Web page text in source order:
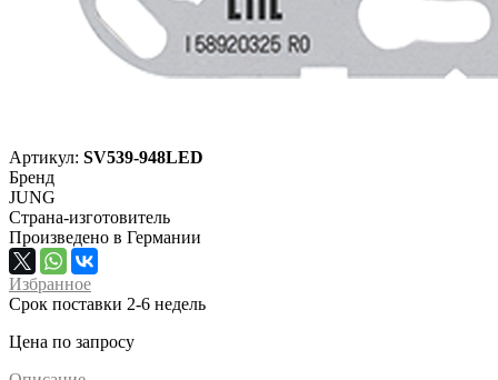
Артикул: SV539-948LED
Бренд
JUNG
Страна-изготовитель
Произведено в Германии
Избранное
Срок поставки 2-6 недель
Цена по запросу